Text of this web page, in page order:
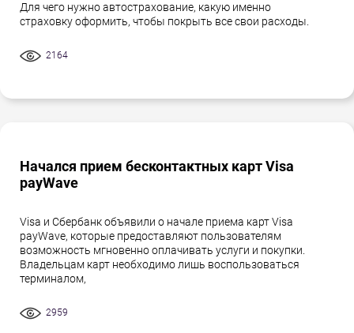
Для чего нужно автострахование, какую именно
страховку оформить, чтобы покрыть все свои расходы.
2164
Начался прием бесконтактных карт Visa
payWave
Visa и Сбербанк объявили о начале приема карт Visa
payWave, которые предоставляют пользователям
возможность мгновенно оплачивать услуги и покупки.
Владельцам карт необходимо лишь воспользоваться
терминалом,
2959